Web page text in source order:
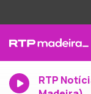
RTP